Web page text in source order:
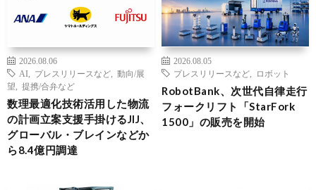
2026.08.06
AI
プレスリリースなど
動向/展
望
提携/合弁など
数理最適化技術活用した物流
の計画立案支援手掛けるJIJ、
グローバル・ブレインなどか
ら8.4億円調達
2026.08.05
プレスリリースなど
ロボット
RobotBank、次世代自律走行
フォークリフト「StarFork
1500」の販売を開始